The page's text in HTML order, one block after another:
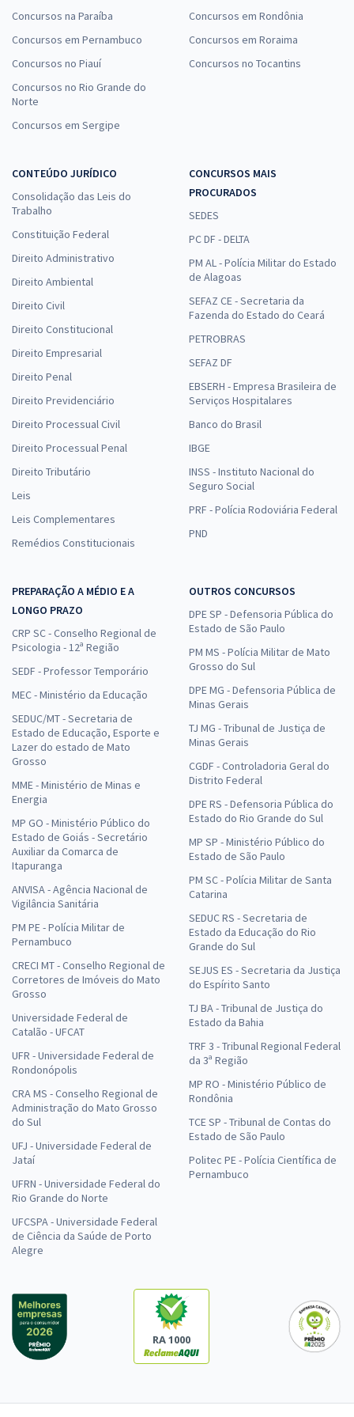
Concursos na Paraíba
Concursos em Pernambuco
Concursos no Piauí
Concursos no Rio Grande do
Norte
Concursos em Sergipe
Concursos em Rondônia
Concursos em Roraima
Concursos no Tocantins
CONTEÚDO JURÍDICO
Consolidação das Leis do
Trabalho
Constituição Federal
Direito Administrativo
Direito Ambiental
Direito Civil
Direito Constitucional
Direito Empresarial
Direito Penal
Direito Previdenciário
Direito Processual Civil
Direito Processual Penal
Direito Tributário
Leis
Leis Complementares
Remédios Constitucionais
CONCURSOS MAIS
PROCURADOS
SEDES
PC DF - DELTA
PM AL - Polícia Militar do Estado
de Alagoas
SEFAZ CE - Secretaria da
Fazenda do Estado do Ceará
PETROBRAS
SEFAZ DF
EBSERH - Empresa Brasileira de
Serviços Hospitalares
Banco do Brasil
IBGE
INSS - Instituto Nacional do
Seguro Social
PRF - Polícia Rodoviária Federal
PND
PREPARAÇÃO A MÉDIO E A
LONGO PRAZO
CRP SC - Conselho Regional de
Psicologia - 12ª Região
SEDF - Professor Temporário
MEC - Ministério da Educação
SEDUC/MT - Secretaria de
Estado de Educação, Esporte e
Lazer do estado de Mato
Grosso
MME - Ministério de Minas e
Energia
MP GO - Ministério Público do
Estado de Goiás - Secretário
Auxiliar da Comarca de
Itapuranga
ANVISA - Agência Nacional de
Vigilância Sanitária
PM PE - Polícia Militar de
Pernambuco
CRECI MT - Conselho Regional de
Corretores de Imóveis do Mato
Grosso
Universidade Federal de
Catalão - UFCAT
UFR - Universidade Federal de
Rondonópolis
CRA MS - Conselho Regional de
Administração do Mato Grosso
do Sul
UFJ - Universidade Federal de
Jataí
UFRN - Universidade Federal do
Rio Grande do Norte
UFCSPA - Universidade Federal
de Ciência da Saúde de Porto
Alegre
OUTROS CONCURSOS
DPE SP - Defensoria Pública do
Estado de São Paulo
PM MS - Polícia Militar de Mato
Grosso do Sul
DPE MG - Defensoria Pública de
Minas Gerais
TJ MG - Tribunal de Justiça de
Minas Gerais
CGDF - Controladoria Geral do
Distrito Federal
DPE RS - Defensoria Pública do
Estado do Rio Grande do Sul
MP SP - Ministério Público do
Estado de São Paulo
PM SC - Polícia Militar de Santa
Catarina
SEDUC RS - Secretaria de
Estado da Educação do Rio
Grande do Sul
SEJUS ES - Secretaria da Justiça
do Espírito Santo
TJ BA - Tribunal de Justiça do
Estado da Bahia
TRF 3 - Tribunal Regional Federal
da 3ª Região
MP RO - Ministério Público de
Rondônia
TCE SP - Tribunal de Contas do
Estado de São Paulo
Politec PE - Polícia Científica de
Pernambuco
RA 1000